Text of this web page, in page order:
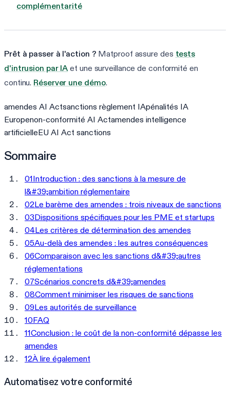
complémentarité
Prêt à passer à l'action ? Matproof assure des tests
d'intrusion par IA et une surveillance de conformité en
continu. Réserver une démo.
amendes AI Actsanctions règlement IApénalités IA
Europenon-conformité AI Actamendes intelligence
artificielleEU AI Act sanctions
Sommaire
01Introduction : des sanctions à la mesure de
l&#39;ambition réglementaire
02Le barème des amendes : trois niveaux de sanctions
03Dispositions spécifiques pour les PME et startups
04Les critères de détermination des amendes
05Au-delà des amendes : les autres conséquences
06Comparaison avec les sanctions d&#39;autres
réglementations
07Scénarios concrets d&#39;amendes
08Comment minimiser les risques de sanctions
09Les autorités de surveillance
10FAQ
11Conclusion : le coût de la non-conformité dépasse les
amendes
12À lire également
Automatisez votre conformité